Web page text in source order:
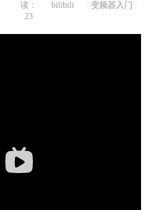
读：
23
bilibili
变频器入门